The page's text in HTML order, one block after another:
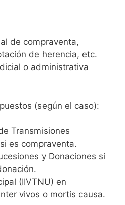
de compraventa,
de herencia, etc.
o administrativa
(según el caso):
Transmisiones
es compraventa.
y Donaciones si
(IIVTNU) en
vivos o mortis causa.